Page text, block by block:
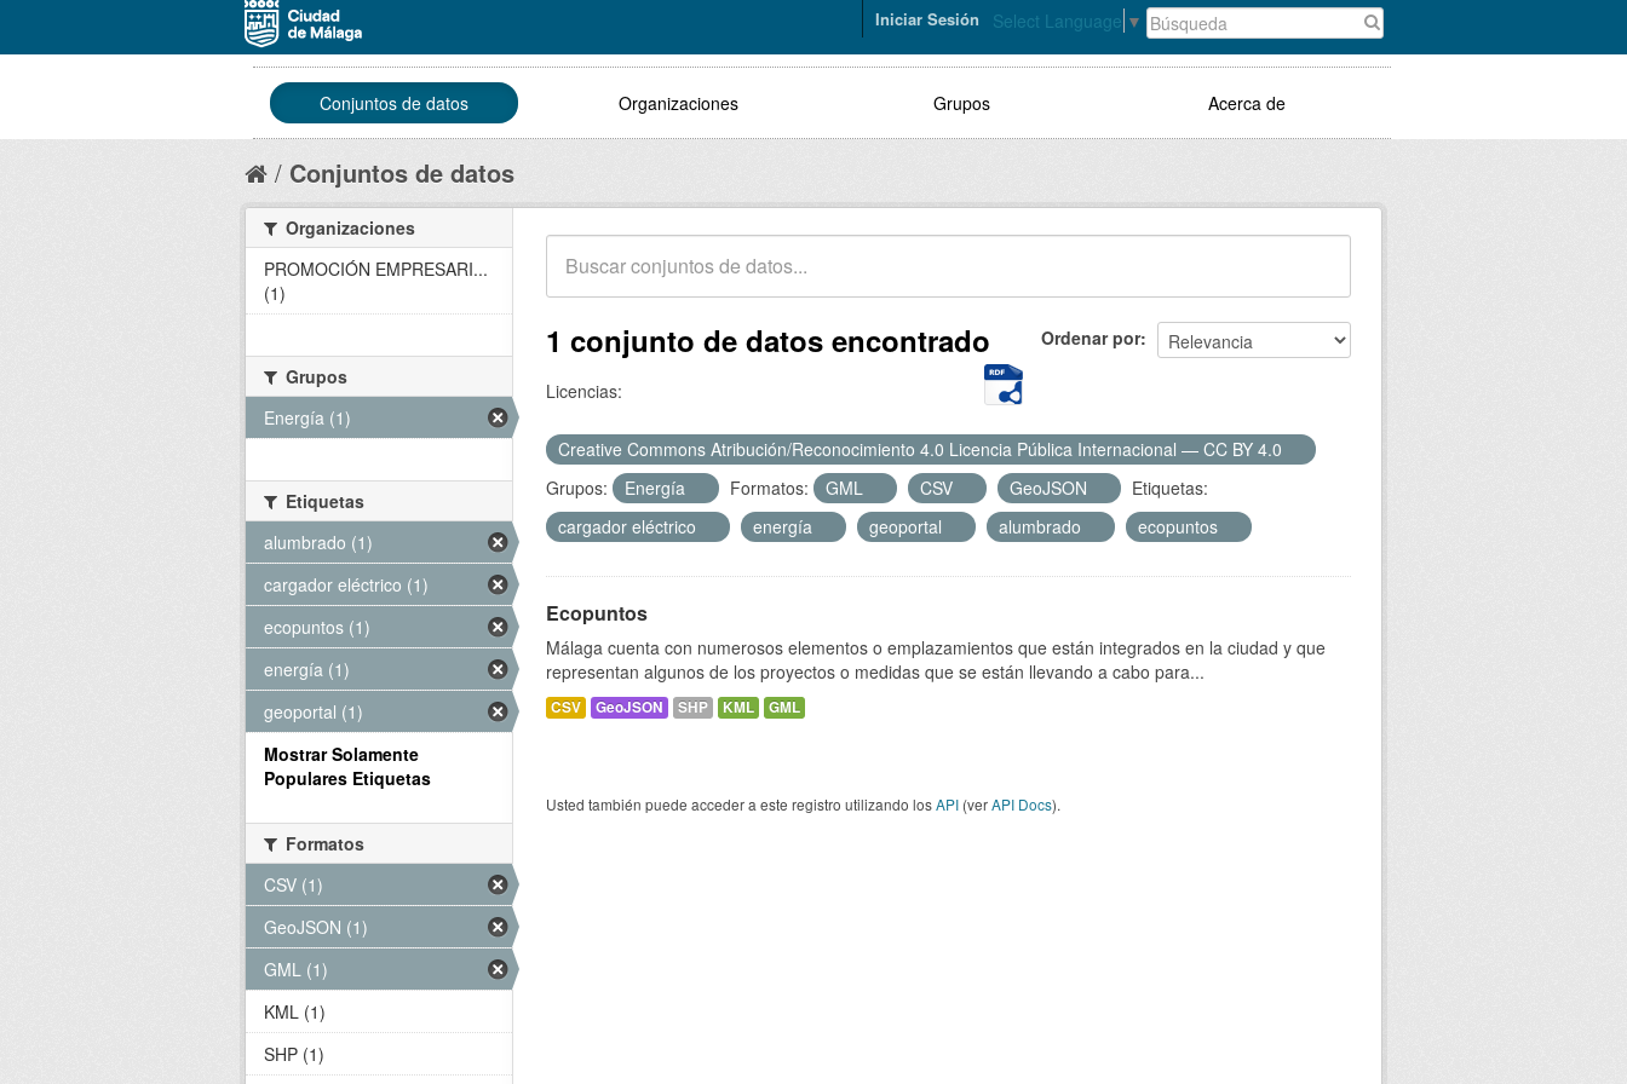
Select Language ▼
Iniciar Sesión
Conjuntos de datos Organizaciones Grupos Acerca de
Conjuntos de datos
Ordenar por
1 conjunto de datos encontrado
Licencias:
Creative Commons Atribución/Reconocimiento 4.0 Licencia Pública Internacional — CC BY 4.0
Grupos:
Energía Formatos: GML CSV GeoJSON
Etiquetas:
cargador eléctrico
energía geoportal alumbrado ecopuntos
Ecopuntos
Málaga cuenta con numerosos elementos o emplazamientos que están integrados en la ciudad y que
representan algunos de los proyectos o medidas que se están llevando a cabo para...
CSV GeoJSON SHP KML GML
Usted también puede acceder a este registro utilizando losAPI (verAPI Docs).
Organizaciones
PROMOCIÓN EMPRESARI...
(1)
Grupos
Energía (1)
Etiquetas
alumbrado (1)
cargador eléctrico (1)
ecopuntos (1)
energía (1)
geoportal (1)
Mostrar Solamente
Populares Etiquetas
Formatos
CSV (1)
GeoJSON (1)
GML (1)
KML (1)
SHP (1)